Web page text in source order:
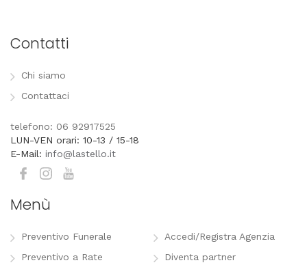
Contatti
Chi siamo
Contattaci
telefono: 06 92917525
LUN-VEN orari: 10-13 / 15-18
E-Mail: info@lastello.it
Menù
Preventivo Funerale
Preventivo a Rate
Accedi/Registra Agenzia
Diventa partner